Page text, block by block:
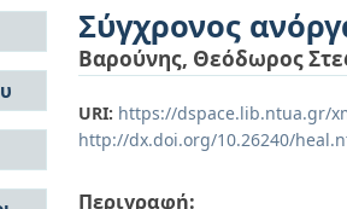
Σύγχρονος
Βαρούνης, Θεόδωρος
URI: https://dspace.lib.ntua.gr/
http://dx.doi.org/10.26240/
Περιγραφή: